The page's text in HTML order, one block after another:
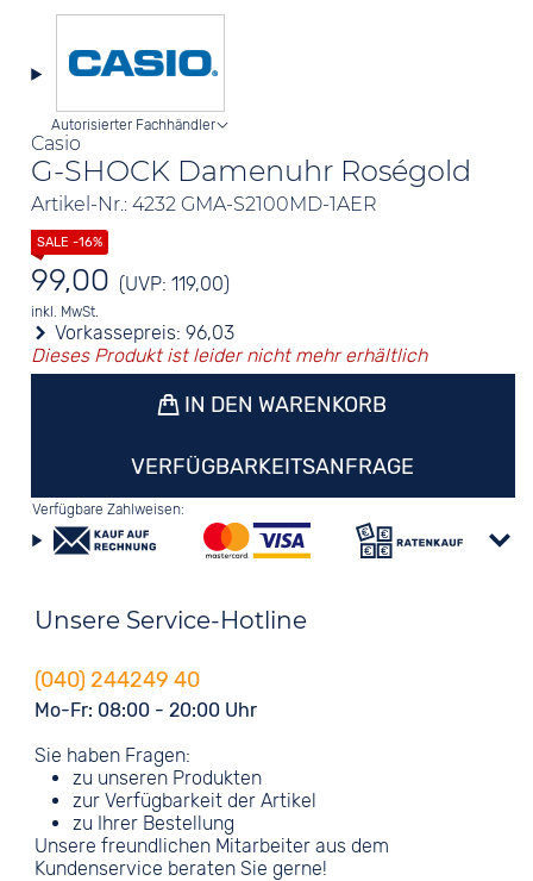
Casio
G-SHOCK Damenuhr Roségold
Artikel-Nr.: 4232 GMA-S2100MD-1AER
Autorisierter Fachhändler
99,00 (UVP: 119,00)
inkl. MwSt.
Vorkassepreis:96,03
Dieses Produkt ist leider nicht mehr erhältlich
IN DEN WARENKORB
VERFÜGBARKEITSANFRAGE
Verfügbare Zahlweisen:
Unsere Service-Hotline
(040) 244249 40
Mo-Fr: 08:00 - 20:00 Uhr
Sie haben Fragen:
zu unseren Produkten
zur Verfügbarkeit der Artikel
zu Ihrer Bestellung
Unsere freundlichen Mitarbeiter aus dem
Kundenservice beraten Sie gerne!